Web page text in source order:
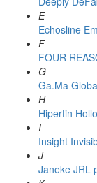
E
Echosline
F
FOUR
G
Ga.Ma
H
Hipertin
I
Insight
J
Janeke JRL